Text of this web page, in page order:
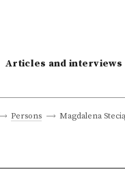
Articles and interviews
Persons Magdalena